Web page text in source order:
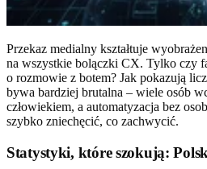
Przekaz medialny kształtuje
na wszystkie bolączki CX. Tylko czy
o rozmowie z botem? Jak pokazują
bywa bardziej brutalna – wiele osób
człowiekiem, a automatyzacja bez
szybko zniechęcić, co zachwycić.
Statystyki, które szokują: